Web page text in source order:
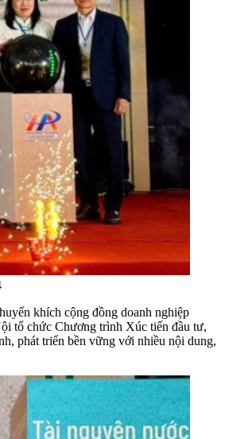
khích cộng đồng doanh nghiệp
tổ chức Chương trình Xúc tiến đầu tư,
phát triển bền vững với nhiều nội dung,